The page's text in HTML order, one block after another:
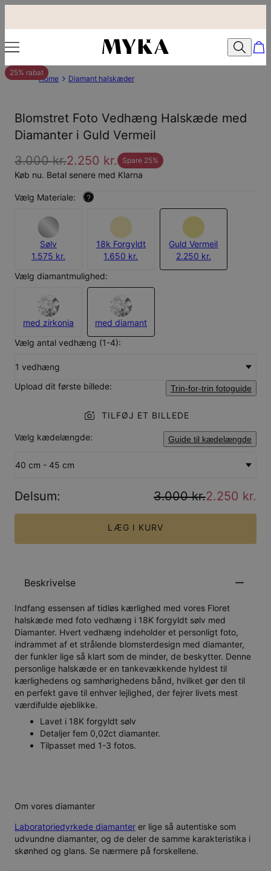
25% rabat
Home Diamant halskæder
Blomstret Foto Vedhæng Halskæde med
Diamanter i Guld Vermeil
3.000 kr.2.250 kr. Spare 25%
Køb nu. Betal senere med Klarna
Vælg Materiale: ?
Sølv
1.575 kr.
18k Forgyldt
1.650 kr.
Guld Vermeil
2.250 kr.
Vælg diamantmulighed:
med zirkonia
med diamant
Vælg antal vedhæng (1-4):
1 vedhæng
Upload dit første billede:
Trin-for-trin fotoguide
TILFØJ ET BILLEDE
Vælg kædelængde: Guide til kædelængde
40 cm - 45 cm
Delsum: 3.000 kr.2.250 kr.
LÆG I KURV
Beskrivelse
Indfang essensen af tidløs kærlighed med vores Floret
halskæde med foto vedhæng i 18K forgyldt sølv med
Diamanter. Hvert vedhæng indeholder et personligt foto,
indrammet af et strålende blomsterdesign med diamanter,
der funkler lige så klart som de minder, de beskytter. Denne
personlige halskæde er en tankevækkende hyldest til
kærlighedens og samhørighedens bånd, hvilket gør den til
en perfekt gave til enhver lejlighed, der fejrer livets mest
værdifulde øjeblikke.
Lavet i 18K forgyldt sølv
Detaljer fem 0,02ct diamanter.
Tilpasset med 1-3 fotos.
Om vores diamanter
Laboratoriedyrkede diamanter er lige så autentiske som
udvundne diamanter, og de deler de samme karakteristika i
skønhed og glans. Se nærmere på forskellene.